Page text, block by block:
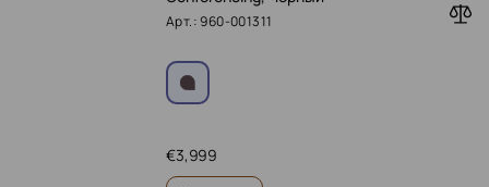
Арт.: 960-001311
3,999
€